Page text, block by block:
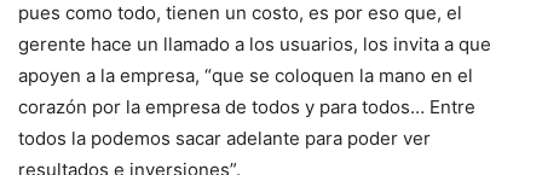
pues como todo, tienen un costo, es por eso que, el
gerente hace un llamado a los usuarios, los invita a que
apoyen a la empresa, “que se coloquen la mano en el
corazón por la empresa de todos y para todos… Entre
todos la podemos sacar adelante para poder ver
resultados e inversiones”.